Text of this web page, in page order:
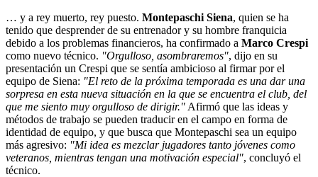
… y a rey muerto, rey puesto. Montepaschi Siena, quien se ha
tenido que desprender de su entrenador y su hombre franquicia
debido a los problemas financieros, ha confirmado a Marco Crespi
como nuevo técnico. "Orgulloso, asombraremos", dijo en su
presentación un Crespi que se sentía ambicioso al firmar por el
equipo de Siena: "El reto de la próxima temporada es una dar una
sorpresa en esta nueva situación en la que se encuentra el club, del
que me siento muy orgulloso de dirigir." Afirmó que las ideas y
métodos de trabajo se pueden traducir en el campo en forma de
identidad de equipo, y que busca que Montepaschi sea un equipo
más agresivo: "Mi idea es mezclar jugadores tanto jóvenes como
veteranos, mientras tengan una motivación especial", concluyó el
técnico.